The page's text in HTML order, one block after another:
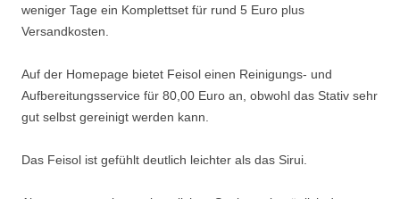
weniger Tage ein Komplettset für rund 5 Euro plus
Versandkosten.
Auf der Homepage bietet Feisol einen Reinigungs- und
Aufbereitungsservice für 80,00 Euro an, obwohl das Stativ sehr
gut selbst gereinigt werden kann.
Das Feisol ist gefühlt deutlich leichter als das Sirui.